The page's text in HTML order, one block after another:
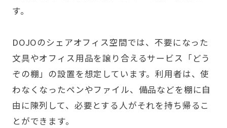
す。
DOJOのシェアオフィス空間では、不要になった
文具やオフィス用品を譲り合えるサービス「どう
ぞの棚」の設置を想定しています。利用者は、使
わなくなったペンやファイル、備品などを棚に自
由に陳列して、必要とする人がそれを持ち帰るこ
とができます。